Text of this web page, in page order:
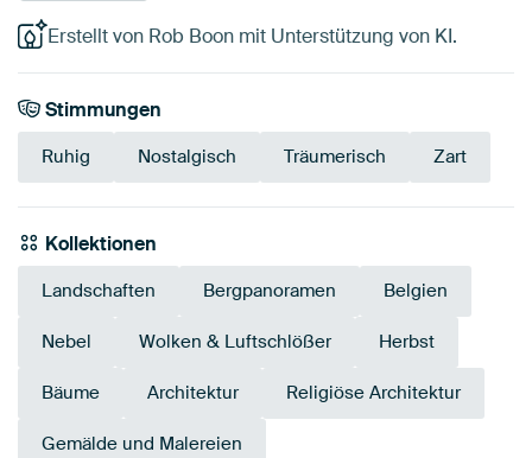
Erstellt von Rob Boon mit Unterstützung von KI.
Stimmungen
Ruhig Nostalgisch Träumerisch Zart
Kollektionen
Landschaften Bergpanoramen Belgien
Nebel Wolken & Luftschlößer Herbst
Bäume Architektur Religiöse Architektur
Gemälde und Malereien